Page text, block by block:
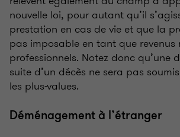
nouvelle loi, pour autant qu’il
prestation en cas de vie et que la
pas imposable en tant que revenus
professionnels. Notez donc qu’une
suite d’un décès ne sera pas
les plus-values.
Déménagement à l’étranger